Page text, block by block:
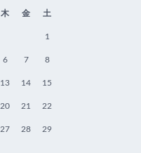
木 金 土
1
6 7 8
13 14 15
20 21 22
27 28 29